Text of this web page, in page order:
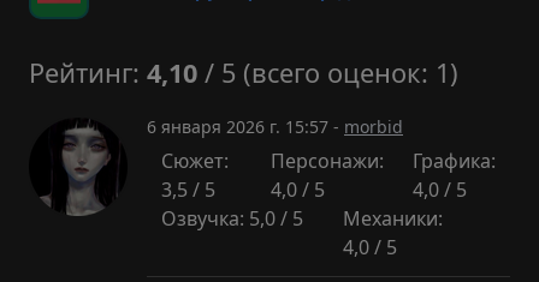
Рейтинг: 4,10 / 5 (всего оценок: 1)
6 января 2026 г. 15:57 - morbid
Сюжет:
3,5 / 5
Персонажи:
4,0 / 5
Графика:
4,0 / 5
Озвучка: 5,0 / 5
Механики:
4,0 / 5